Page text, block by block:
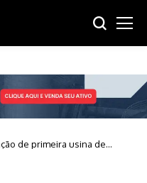
de primeira usina de
do Araguaia